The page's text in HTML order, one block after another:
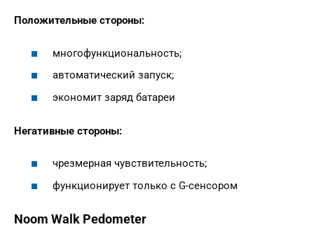
Положительные стороны:
многофункциональность;
автоматический запуск;
экономит заряд батареи
Негативные стороны:
чрезмерная чувствительность;
функционирует только с G-сенсором
Noom Walk Pedometer